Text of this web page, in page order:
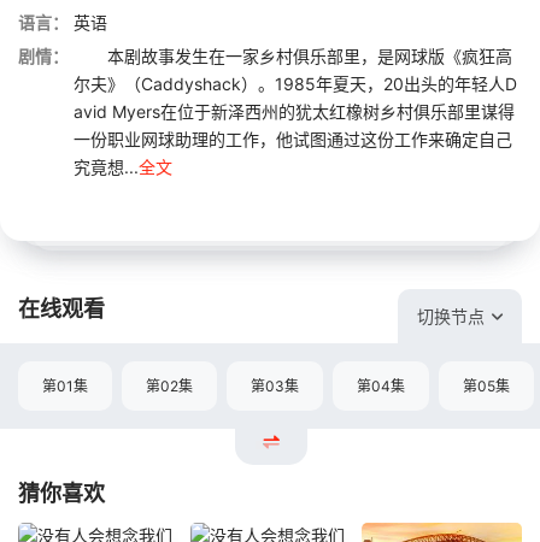
语言：
英语
剧情：
本剧故事发生在一家乡村俱乐部里，是网球版《疯狂高
尔夫》（Caddyshack）。1985年夏天，20出头的年轻人D
avid Myers在位于新泽西州的犹太红橡树乡村俱乐部里谋得
一份职业网球助理的工作，他试图通过这份工作来确定自己
究竟想...全文
在线观看 切换节点
第01集 第02集 第03集 第04集 第05集
猜你喜欢